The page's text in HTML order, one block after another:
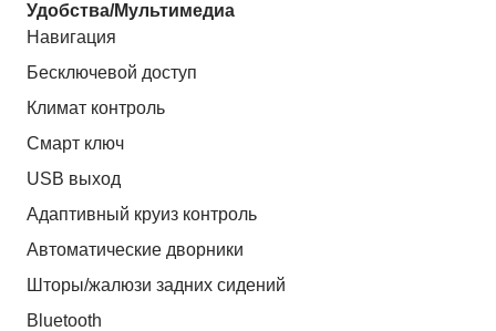
Удобства/Мультимедиа
Навигация
Бесключевой доступ
Климат контроль
Смарт ключ
USB выход
Адаптивный круиз контроль
Автоматические дворники
Шторы/жалюзи задних сидений
Bluetooth